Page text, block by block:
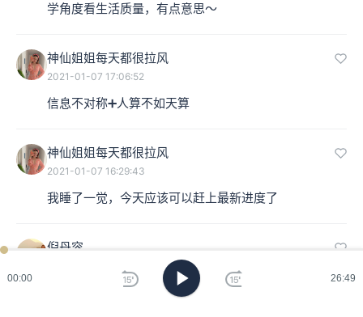
00:00 26:49
学角度看生活质量，有点意思～
神仙姐姐每天都很拉风
2021-01-07 17:06:52
信息不对称➕人算不如天算
神仙姐姐每天都很拉风
2021-01-07 16:29:43
我睡了一觉，今天应该可以赶上最新进度了
倪丹容